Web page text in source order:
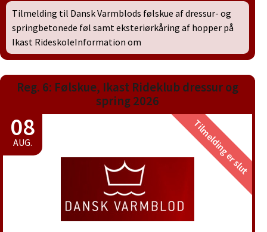
Tilmelding til Dansk Varmblods følskue af dressur- og
springbetonede føl samt eksteriørkåring af hopper på
Ikast RideskoleInformation om
Reg. 6: Følskue, Ikast Rideklub dressur og
spring 2026
08
AUG. Tilmelding er slut